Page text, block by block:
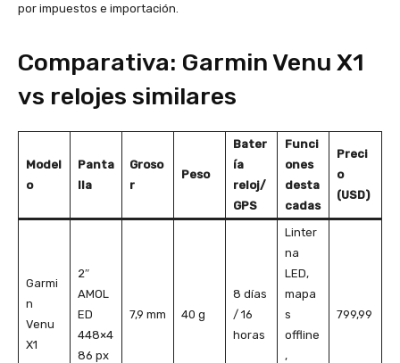
por impuestos e importación.
Comparativa: Garmin Venu X1
vs relojes similares
Model
o
Panta
lla
Groso
r
Peso
Bater
ía
reloj/
GPS
Funci
ones
desta
cadas
Preci
o
(USD)
Garmi
n
Venu
X1
2″
AMOL
ED
448×4
86 px
7,9 mm 40 g
8 días
/ 16
horas
Linter
na
LED,
mapa
s
offline
,
799,99